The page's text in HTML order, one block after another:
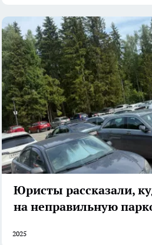
Юристы рассказали,
на неправильную
2025